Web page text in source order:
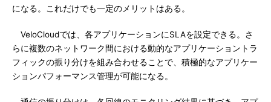
になる。これだけでも一定のメリットはある。
VeloCloudでは、各アプリケーションにSLAを設定できる。さ
らに複数のネットワーク間における動的なアプリケーショントラ
フィックの振り分けを組み合わせることで、積極的なアプリケー
ションパフォーマンス管理が可能になる。